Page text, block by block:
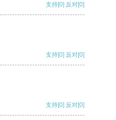
支持[0] 反对[0]
支持[0] 反对[0]
支持[0] 反对[0]